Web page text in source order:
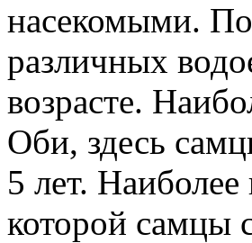
насекомыми.
различных
возрасте.
Оби, здесь
5 лет. Наиболее
которой самцы